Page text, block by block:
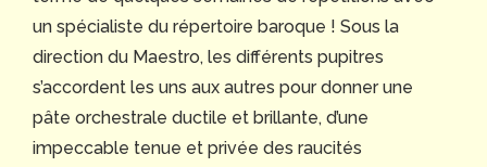
un spécialiste du répertoire baroque ! Sous la
direction du Maestro, les différents pupitres
s’accordent les uns aux autres pour donner une
pâte orchestrale ductile et brillante, d’une
impeccable tenue et privée des raucités